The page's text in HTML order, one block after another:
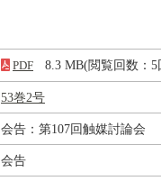
PDF 8.3 MB(閲覧回数：5
53巻2号
会告：第107回触媒討論会
会告